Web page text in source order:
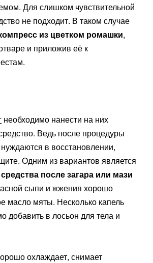
Для слишком чувствительной
не подходит. В таком случае
из цветком ромашки,
и приложив её к
необходимо нанести на них
Ведь после процедуры
в восстановлении,
Одним из вариантов является
после загара или мази
сыпи и жжения хорошо
масло мяты. Несколько капель
добавить в лосьон для тела и
охлаждает, снимает